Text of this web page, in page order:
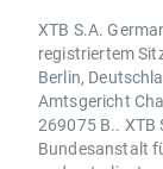
XTB S.A.
registriertem
Berlin,
Amtsgericht
269075 B.. XTB
Bundesanstalt